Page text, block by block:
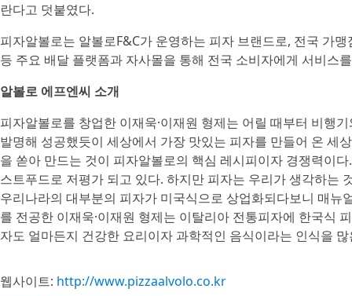
란다고 덧붙였다.
피자알볼로는 알볼로F&C가 운영하는 피자 브랜드로, 전국 가
등 주요 배달 플랫폼과 자사몰을 통해 전국 소비자에게 서비스
알볼로 에프엔씨 소개
피자알볼로를 창업한 이재욱·이재원 형제는 어릴 때부터 비행
발명해 성공했듯이 세상에서 가장 맛있는 피자를 만들어 온 세
을 쏟아 만드는 것이 피자알볼로의 핵심 레시피이자 경쟁력이
스트푸드로 저평가 되고 있다. 하지만 피자는 우리가 생각하는
우리나라의 대부분의 피자가 미국식으로 상업화되다보니 매
를 전공한 이재욱·이재원 형제는 이탈리아 전통피자에 한국식
자도 얼마든지 건강한 요리이자 과학적인 음식이라는 인식을
웹사이트: http://www.pizzaalvolo.co.kr